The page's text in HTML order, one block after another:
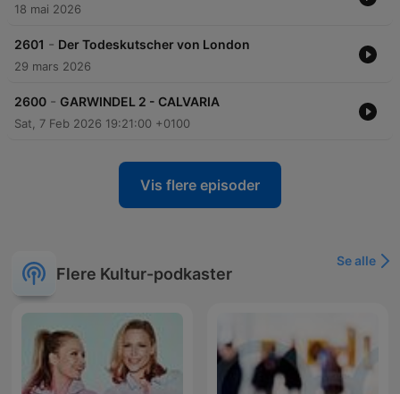
18 mai 2026
2601 - Der Todeskutscher von London
29 mars 2026
2600 - GARWINDEL 2 - CALVARIA
Sat, 7 Feb 2026 19:21:00 +0100
Vis flere episoder
Flere Kultur-podkaster
Se alle